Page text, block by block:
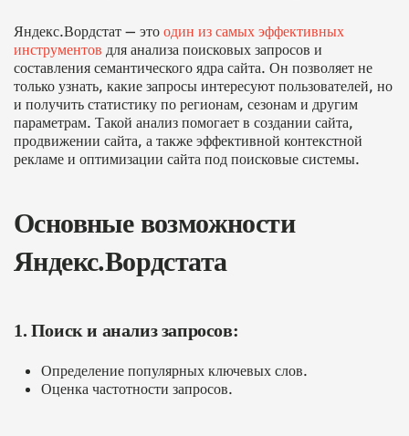
Яндекс.Вордстат — это один из самых эффективных
инструментов для анализа поисковых запросов и
составления семантического ядра сайта. Он позволяет не
только узнать, какие запросы интересуют пользователей, но
и получить статистику по регионам, сезонам и другим
параметрам. Такой анализ помогает в создании сайта,
продвижении сайта, а также эффективной контекстной
рекламе и оптимизации сайта под поисковые системы.
Основные возможности
Яндекс.Вордстата
1. Поиск и анализ запросов:
Определение популярных ключевых слов.
Оценка частотности запросов.